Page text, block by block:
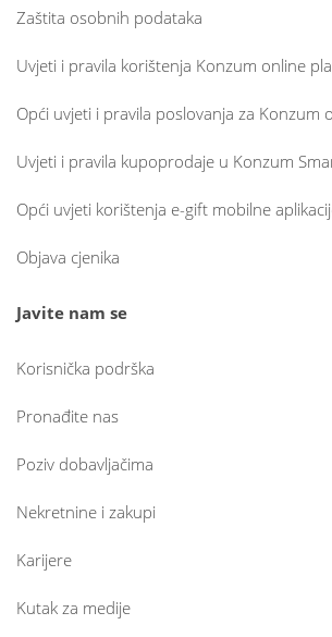
Zaštita osobnih podataka
Uvjeti i pravila korištenja Konzum online
Opći uvjeti i pravila poslovanja za Konzum
Uvjeti i pravila kupoprodaje u Konzum
Opći uvjeti korištenja e-gift mobilne
Objava cjenika
Javite nam se
Korisnička podrška
Pronađite nas
Poziv dobavljačima
Nekretnine i zakupi
Karijere
Kutak za medije